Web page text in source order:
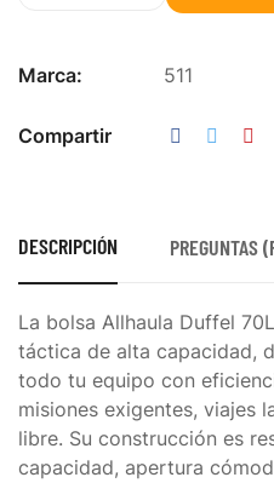
Marca: 511
Compartir
DESCRIPCIÓN PREGUNTAS
La bolsa Allhaula Duffel
táctica de alta capacidad,
todo tu equipo con
misiones exigentes, viajes
libre. Su construcción es
capacidad, apertura